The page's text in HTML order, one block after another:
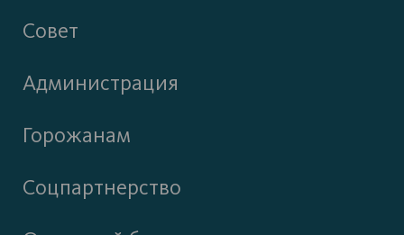
Совет
Администрация
Горожанам
Соцпартнерство